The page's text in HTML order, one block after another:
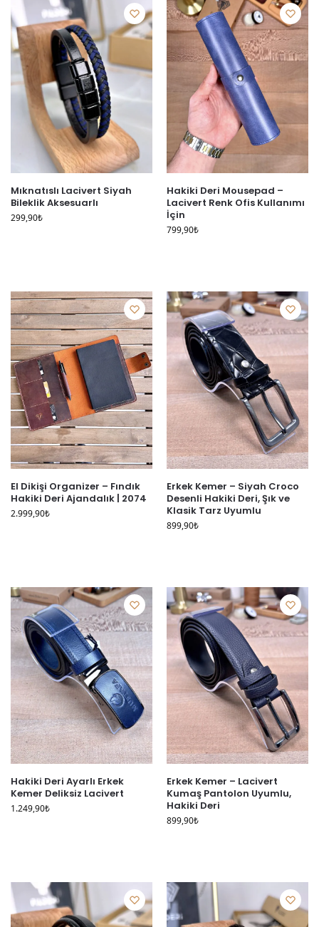
Mıknatıslı Lacivert Siyah
Bileklik Aksesuarlı
299,90₺
Hakiki Deri Mousepad –
Lacivert Renk Ofis Kullanımı
İçin
799,90₺
El Dikişi Organizer – Fındık
Hakiki Deri Ajandalık | 2074
2.999,90₺
Erkek Kemer – Siyah Croco
Desenli Hakiki Deri, Şık ve
Klasik Tarz Uyumlu
899,90₺
Hakiki Deri Ayarlı Erkek
Kemer Deliksiz Lacivert
1.249,90₺
Erkek Kemer – Lacivert
Kumaş Pantolon Uyumlu,
Hakiki Deri
899,90₺